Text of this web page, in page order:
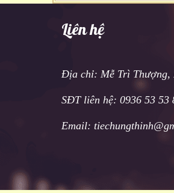
Liên hệ
Địa chỉ: Mễ Trì Thượng,
SĐT liên hệ: 0936 53 53
Email: